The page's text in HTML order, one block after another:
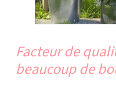
Facteur de
beaucoup de